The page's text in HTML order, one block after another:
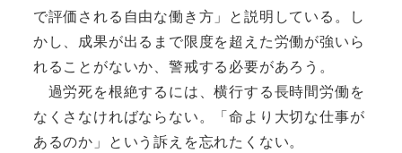
で評価される自由な働き方」と説明している。し
かし、成果が出るまで限度を超えた労働が強いら
れることがないか、警戒する必要があろう。
過労死を根絶するには、横行する長時間労働を
なくさなければならない。「命より大切な仕事が
あるのか」という訴えを忘れたくない。